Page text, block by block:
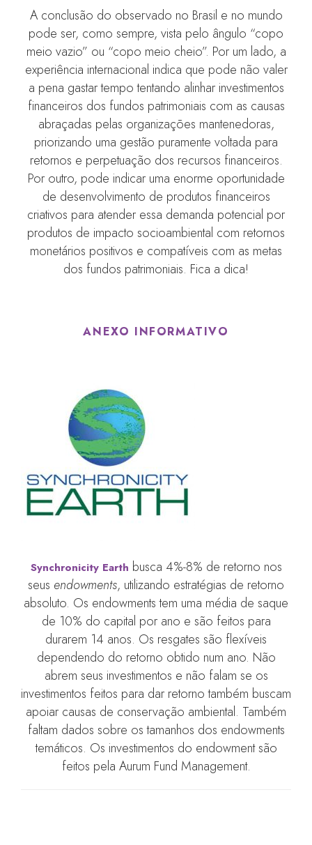
A conclusão do observado no Brasil e no mundo
pode ser, como sempre, vista pelo ângulo “copo
meio vazio” ou “copo meio cheio”. Por um lado, a
experiência internacional indica que pode não valer
a pena gastar tempo tentando alinhar investimentos
financeiros dos fundos patrimoniais com as causas
abraçadas pelas organizações mantenedoras,
priorizando uma gestão puramente voltada para
retornos e perpetuação dos recursos financeiros.
Por outro, pode indicar uma enorme oportunidade
de desenvolvimento de produtos financeiros
criativos para atender essa demanda potencial por
produtos de impacto socioambiental com retornos
monetários positivos e compatíveis com as metas
dos fundos patrimoniais. Fica a dica!
ANEXO INFORMATIVO
Synchronicity Earth busca 4%-8% de retorno nos
seus endowments, utilizando estratégias de retorno
absoluto. Os endowments tem uma média de saque
de 10% do capital por ano e são feitos para
durarem 14 anos. Os resgates são flexíveis
dependendo do retorno obtido num ano. Não
abrem seus investimentos e não falam se os
investimentos feitos para dar retorno também buscam
apoiar causas de conservação ambiental. Também
faltam dados sobre os tamanhos dos endowments
temáticos. Os investimentos do endowment são
feitos pela Aurum Fund Management.